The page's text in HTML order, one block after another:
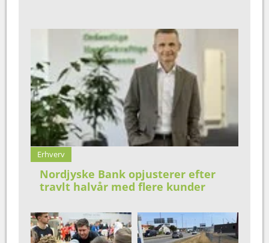
Erhverv
Nordjyske Bank opjusterer efter
travlt halvår med flere kunder